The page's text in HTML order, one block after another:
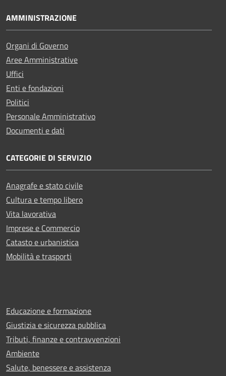
AMMINISTRAZIONE
Organi di Governo
Aree Amministrative
Uffici
Enti e fondazioni
Politici
Personale Amministrativo
Documenti e dati
CATEGORIE DI SERVIZIO
Anagrafe e stato civile
Cultura e tempo libero
Vita lavorativa
Imprese e Commercio
Catasto e urbanistica
Mobilità e trasporti
Educazione e formazione
Giustizia e sicurezza pubblica
Tributi, finanze e contravvenzioni
Ambiente
Salute, benessere e assistenza